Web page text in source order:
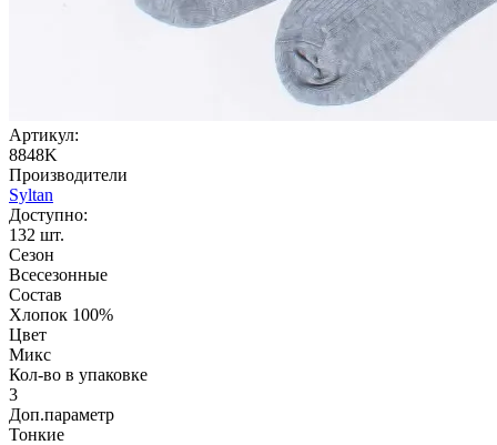
Артикул:
8848K
Производители
Syltan
Доступно:
132 шт.
Сезон
Всесезонные
Состав
Хлопок 100%
Цвет
Микс
Кол-во в упаковке
3
Доп.параметр
Тонкие